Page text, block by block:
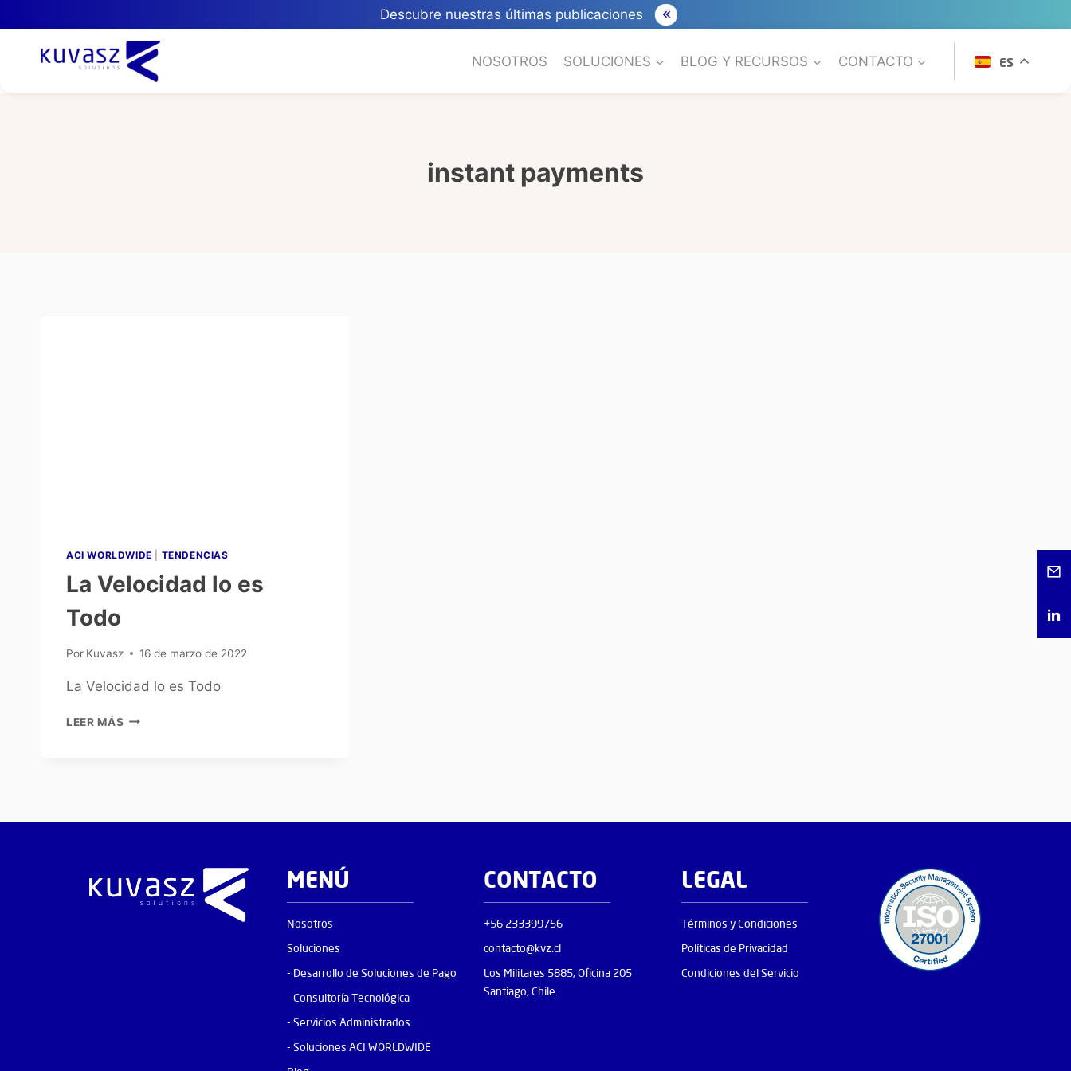
Descubre nuestras últimas publicaciones
NOSOTROS SOLUCIONES BLOG Y RECURSOS CONTACTO ES
instant payments
ACI WORLDWIDE TENDENCIAS
La Velocidad lo es
Todo
Por Kuvasz 16 de marzo de 2022
La Velocidad lo es Todo
LEER MÁS
MENÚ
Nosotros
Soluciones
- Desarrollo de Soluciones de Pago
- Consultoría Tecnológica
- Servicios Administrados
- Soluciones ACI WORLDWIDE
CONTACTO
+56 233399756
contacto@kvz.cl
Los Militares 5885, Oficina 205
Santiago, Chile.
LEGAL
Términos y Condiciones
Políticas de Privacidad
Condiciones del Servicio